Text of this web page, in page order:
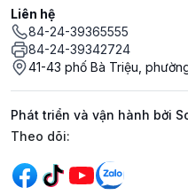
Liên hệ
84-24-39365555
84-24-39342724
41-43 phố Bà Triệu,
Phát triển và vận hành bởi
Mạng xã hội
Theo dõi: